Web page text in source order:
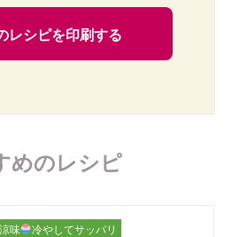
レシピを印刷する
めのレシピ
涼味 冷やしてサッパリ